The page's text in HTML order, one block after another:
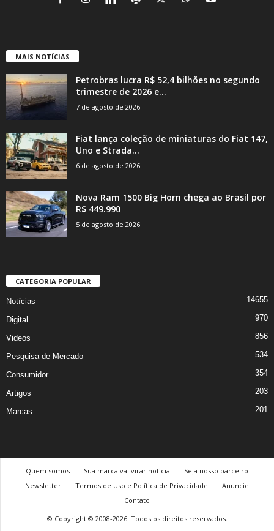
MAIS NOTÍCIAS
Petrobras lucra R$ 52,4 bilhões no segundo
trimestre de 2026 e...
7 de agosto de 2026
Fiat lança coleção de miniaturas do Fiat 147,
Uno e Strada...
6 de agosto de 2026
Nova Ram 1500 Big Horn chega ao Brasil por
R$ 449.990
5 de agosto de 2026
CATEGORIA POPULAR
Notícias 14655
Digital 970
Videos 856
Pesquisa de Mercado 534
Consumidor 354
Artigos 203
Marcas 201
Quem somos Sua marca vai virar notícia
Seja nosso parceiro
Newsletter
Termos de Uso e Política de Privacidade
Anuncie
Contato
© Copyright © 2008-2026. Todos os direitos reservados.